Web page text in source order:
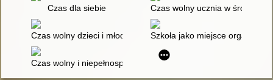
Czas dla siebie Czas wolny ucznia w
Czas wolny dzieci i młodzieży Szkoła jako miejsce
Czas wolny i niepełnosprawność